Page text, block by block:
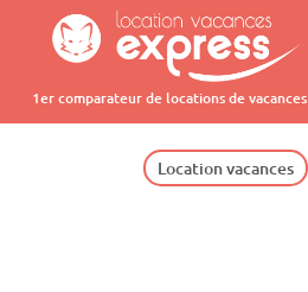
1er comparateur de locations de vacances
Location vacances